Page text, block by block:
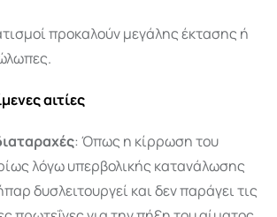
προκαλούν μεγάλης έκτασης ή
αιτίες
: Όπως η κίρρωση του
λόγω υπερβολικής κατανάλωσης
δυσλειτουργεί και δεν παράγει τις